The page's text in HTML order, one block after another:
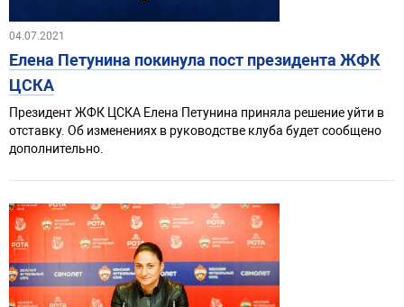
04.07.2021
Елена Петунина покинула пост президента ЖФК
ЦСКА
Президент ЖФК ЦСКА Елена Петунина приняла решение уйти в
отставку. Об изменениях в руководстве клуба будет сообщено
дополнительно.